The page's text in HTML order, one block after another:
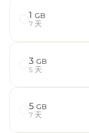
如
在
1 GB
7 天
3 GB
5 天
5 GB
7 天